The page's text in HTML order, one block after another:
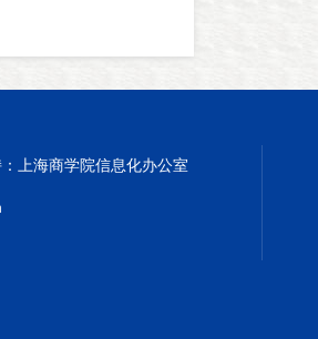
上海商学院信息化办公室